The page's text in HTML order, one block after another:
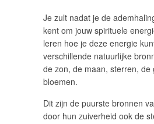
Je zult nadat je de
kent om jouw spirituele
leren hoe je deze energie
verschillende natuurlijke
de zon, de maan, sterren, de
bloemen.
Dit zijn de puurste bronnen
door hun zuiverheid ook de